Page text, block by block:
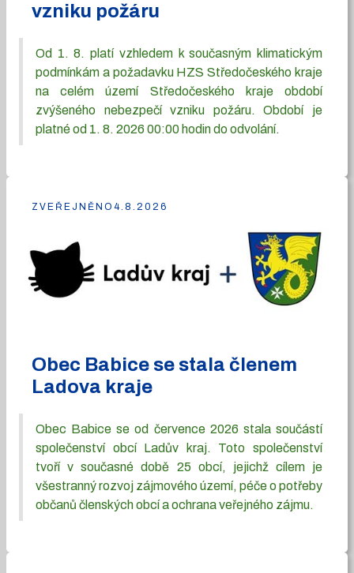
vzniku požáru
Od 1. 8. platí vzhledem k současným klimatickým
podmínkám a požadavku HZS Středočeského kraje
na celém území Středočeského kraje období
zvýšeného nebezpečí vzniku požáru. Období je
platné od 1. 8. 2026 00:00 hodin do odvolání.
Obec Babice se stala členem
Ladova kraje
Obec Babice se od července 2026 stala součástí
společenství obcí Ladův kraj. Toto společenství
tvoří v současné době 25 obcí, jejichž cílem je
všestranný rozvoj zájmového území, péče o potřeby
občanů členských obcí a ochrana veřejného zájmu.
ZVEŘEJNĚNO 4.8.2026